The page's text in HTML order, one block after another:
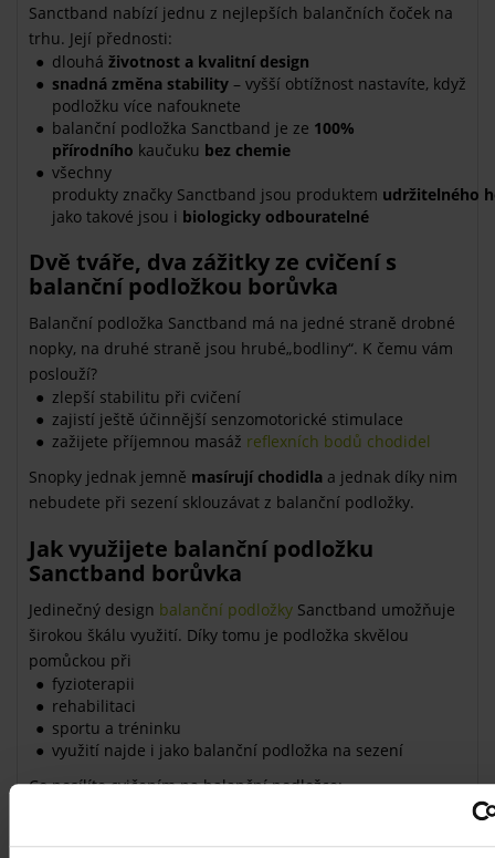
Sanctband nabízí jednu z nejlepších balančních čoček na
trhu. Její přednosti:
dlouhá životnost a kvalitní design
snadná změna stability – vyšší obtížnost nastavíte, když
podložku více nafouknete
balanční podložka Sanctband je ze 100%
přírodního kaučuku bez chemie
všechny
produkty značky Sanctband jsou produktem udržitelného
jako takové jsou i biologicky odbouratelné
Dvě tváře, dva zážitky ze cvičení s
balanční podložkou borůvka
Balanční podložka Sanctband má na jedné straně drobné
nopky, na druhé straně jsou hrubé„bodliny“. K čemu vám
poslouží?
zlepší stabilitu při cvičení
zajistí ještě účinnější senzomotorické stimulace
zažijete příjemnou masáž reflexních bodů chodidel
Snopky jednak jemně masírují chodidla a jednak díky nim
nebudete při sezení sklouzávat z balanční podložky.
Jak využijete balanční podložku
Sanctband borůvka
Jedinečný design balanční podložky Sanctband umožňuje
širokou škálu využití. Díky tomu je podložka skvělou
pomůckou při
fyzioterapii
rehabilitaci
sportu a tréninku
využití najde i jako balanční podložka na sezení
Co posílíte cvičením na balanční podložce:
rovnovážné svaly